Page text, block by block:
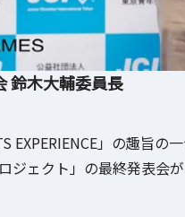
鈴木大輔委員長
EXPERIENCE」の趣旨
ジェクト」の最終発表会